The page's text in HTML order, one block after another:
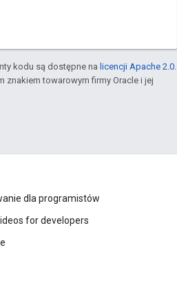
kodu są dostępne na licencji Apache 2.0.
znakiem towarowym firmy Oracle i jej
dla programistów
for developers